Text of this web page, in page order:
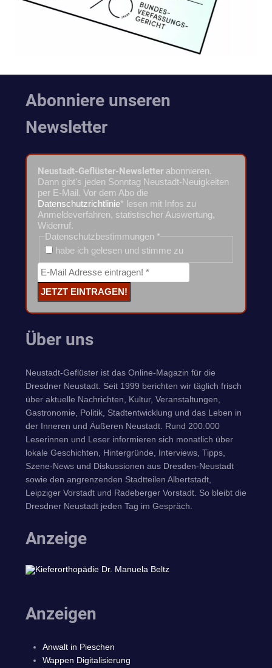
Abonniere unseren
Newsletter
Neustadt-Geflüster-Newsletter abonnieren.
Dann gibt's jeden Sonntag Neustadt-Neuigkeiten
per E-Mail. Vor dem Abo die
Datenschutzrichtlinie* lesen mit Infos zu
Anmeldeverfahren, statistischer Auswertung,
Widerruf.
Datenschutzbestimmungen *
habe ich gelesen und stimme zu
Über uns
Neustadt-Geflüster ist das Online-Magazin für die
Dresdner Neustadt. Seit 1999 berichten wir täglich frisch
über aktuelle Nachrichten, Kultur, Veranstaltungen,
Gastronomie, Politik, Stadtentwicklung und das Leben in
der Inneren und Äußeren Neustadt. Rund 200.000
Leserinnen und Leser informieren sich monatlich über
lokale Geschichten, Hintergründe, Interviews, Tipps,
Szene-News und Diskussionen aus Dresden-Neustadt
sowie den angrenzenden Stadtteilen Albertstadt,
Leipziger Vorstadt und Radeberger Vorstadt. So bleibt die
Dresdner Neustadt jeden Tag im Gespräch.
Anzeige
Anzeigen
Anwalt in Pieschen
Wappen Digitalisierung